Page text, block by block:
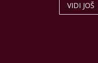
VIDI JOŠ